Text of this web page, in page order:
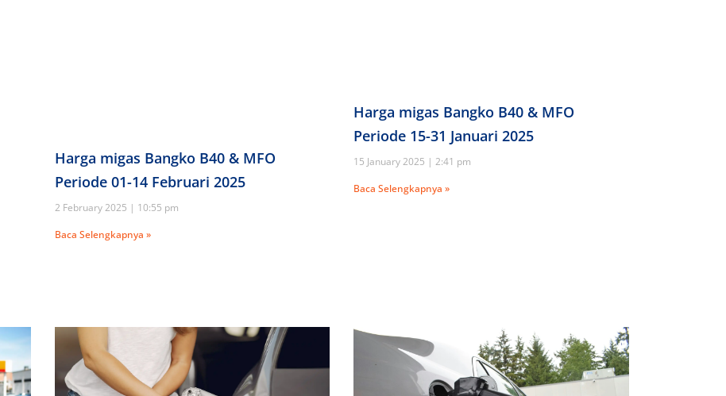
Harga migas Bangko B40 & MFO
Periode 01-14 Februari 2025
2 February 2025
10:55 pm
Baca Selengkapnya »
Harga migas Bangko B40 & MFO
Periode 15-31 Januari 2025
15 January 2025
2:41 pm
Baca Selengkapnya »